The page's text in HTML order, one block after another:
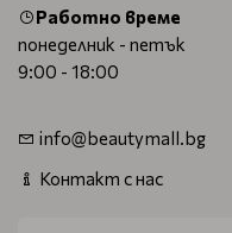
Работно време
понеделник - петък
9:00 - 18:00
info@beautymall.bg
Контакт с нас